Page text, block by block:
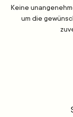
Keine
um die